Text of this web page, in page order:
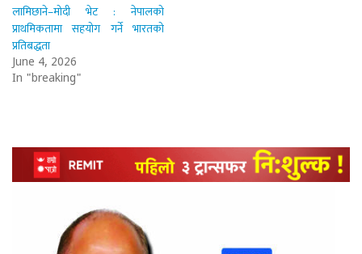
लामिछाने–मोदी भेट : नेपालको
प्राथमिकतामा सहयोग गर्ने भारतको
प्रतिबद्धता
June 4, 2026
In "breaking"